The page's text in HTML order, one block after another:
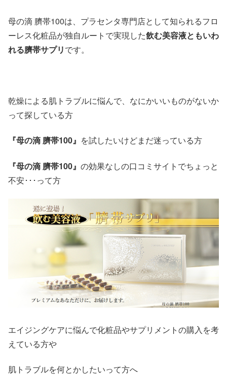
母の滴 臍帯100は、プラセンタ専門店として知られるフロ
ーレス化粧品が独自ルートで実現した飲む美容液ともいわ
れる臍帯サプリです。
乾燥による肌トラブルに悩んで、なにかいいものがないか
って探している方
『母の滴 臍帯100』 を試したいけどまだ迷っている方
『母の滴 臍帯100』 の効果なしの口コミサイトでちょっと
不安･･･って方
エイジングケアに悩んで化粧品やサプリメントの購入を考
えている方や
肌トラブルを何とかしたいって方へ